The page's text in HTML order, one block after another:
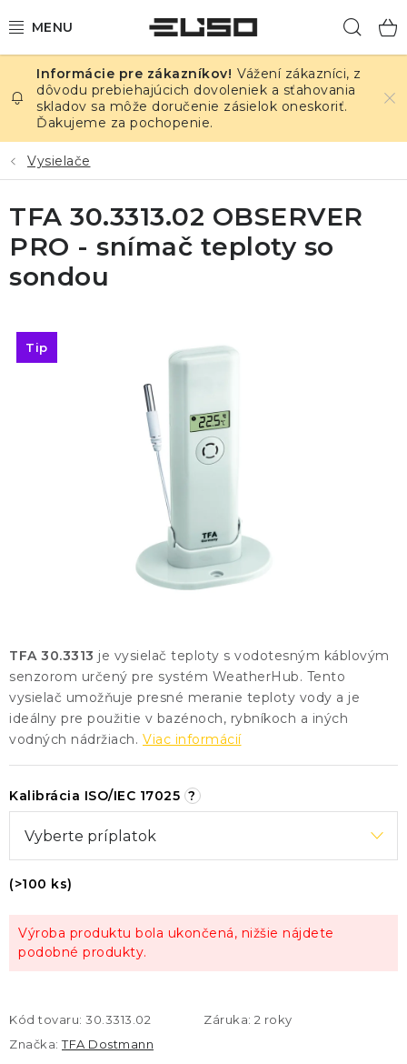
na
ELEKTRINA
TEPLOTA A VLHKOSŤ
TLAK A ÚNIKY
ZÁZNAMNÍKY
KALIBRÁCIA
OSTATNÉ
Obchodné podmienky GDPR Slovník pojmov
Vážení zákazníci, z
dôvodu prebiehajúcich dovoleniek a sťahovania
skladov sa môže doručenie zásielok oneskoriť.
Ďakujeme za pochopenie.
Vysielače
TFA 30.3313 je vysielač teploty s vodotesným káblovým
senzorom určený pre systém WeatherHub. Tento
vysielač umožňuje presné meranie teploty vody a je
ideálny pre použitie v bazénoch, rybníkoch a iných
vodných nádržiach. Viac informácií
Kalibrácia ISO/IEC 17025 ?
(>100 ks)
Výroba produktu bola ukončená, nižšie nájdete
podobné produkty.
Kód tovaru: 30.3313.02 Záruka: 2 roky
Značka:TFA Dostmann
TFA 30.3313.02 OBSERVER
PRO - snímač teploty so
sondou
Tip